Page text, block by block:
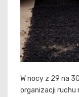
W nocy z 29 na
organizacji ruchu